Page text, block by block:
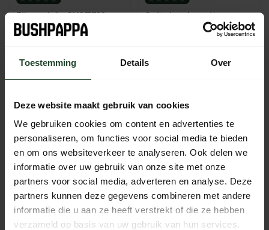
Toestemming Details Over
Deze website maakt gebruik van cookies
We gebruiken cookies om content en advertenties te
personaliseren, om functies voor social media te bieden
en om ons websiteverkeer te analyseren. Ook delen we
informatie over uw gebruik van onze site met onze
partners voor social media, adverteren en analyse. Deze
partners kunnen deze gegevens combineren met andere
informatie die u aan ze heeft verstrekt of die ze hebben
verzameld op basis van uw gebruik van hun services.
Filznadeln SYSTEM
S+U
0,90
Spitzhacke mit
Kunststoff griff für
4,95